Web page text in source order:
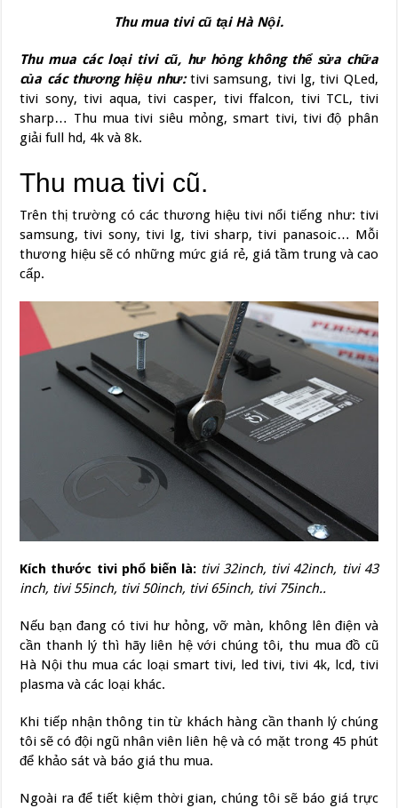
Thu mua tivi cũ tại Hà Nội.
Thu mua các loại tivi cũ, hư hỏng không thể sửa chữa
của các thương hiệu như:tivi samsung, tivi lg, tivi QLed,
tivi sony, tivi aqua, tivi casper, tivi ffalcon, tivi TCL, tivi
sharp… Thu mua tivi siêu mỏng, smart tivi, tivi độ phân
giải full hd, 4k và 8k.
Thu mua tivi cũ.
Trên thị trường có các thương hiệu tivi nổi tiếng như: tivi
samsung, tivi sony, tivi lg, tivi sharp, tivi panasoic… Mỗi
thương hiệu sẽ có những mức giá rẻ, giá tầm trung và cao
cấp.
Kích thước tivi phổ biến là: tivi 32inch, tivi 42inch, tivi 43
inch, tivi 55inch, tivi 50inch, tivi 65inch, tivi 75inch..
Nếu bạn đang có tivi hư hỏng, vỡ màn, không lên điện và
cần thanh lý thì hãy liên hệ với chúng tôi, thu mua đồ cũ
Hà Nội thu mua các loại smart tivi, led tivi, tivi 4k, lcd, tivi
plasma và các loại khác.
Khi tiếp nhận thông tin từ khách hàng cần thanh lý chúng
tôi sẽ có đội ngũ nhân viên liên hệ và có mặt trong 45 phút
để khảo sát và báo giá thu mua.
Ngoài ra để tiết kiệm thời gian, chúng tôi sẽ báo giá trực